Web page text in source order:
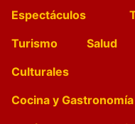
Espectáculos
Turismo
Salud
Culturales
Cocina y Gastronomía